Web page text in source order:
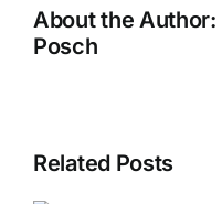
About the Author:
Posch
Related Posts